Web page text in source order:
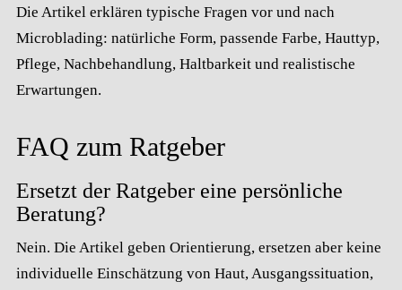
Die Artikel erklären typische Fragen vor und nach
Microblading: natürliche Form, passende Farbe, Hauttyp,
Pflege, Nachbehandlung, Haltbarkeit und realistische
Erwartungen.
FAQ zum Ratgeber
Ersetzt der Ratgeber eine persönliche
Beratung?
Nein. Die Artikel geben Orientierung, ersetzen aber keine
individuelle Einschätzung von Haut, Ausgangssituation,